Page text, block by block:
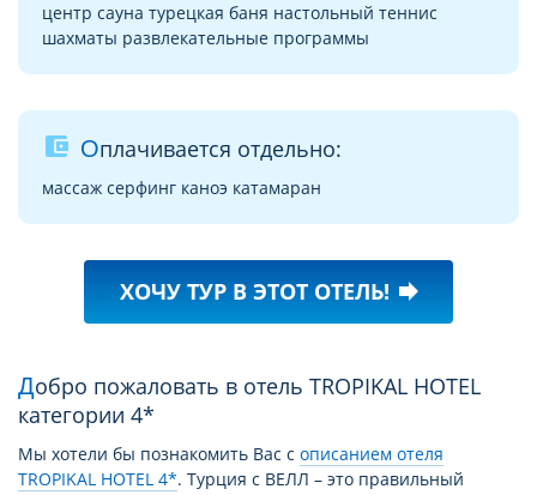
центр сауна турецкая баня настольный теннис
шахматы развлекательные программы
account_balance_wallet Оплачивается отдельно:
массаж серфинг каноэ катамаран
ХОЧУ ТУР В ЭТОТ ОТЕЛЬ! forward
Добро пожаловать в отель TROPIKAL HOTEL
категории 4*
Мы хотели бы познакомить Вас с описанием отеля
TROPIKAL HOTEL 4*. Турция с ВЕЛЛ – это правильный